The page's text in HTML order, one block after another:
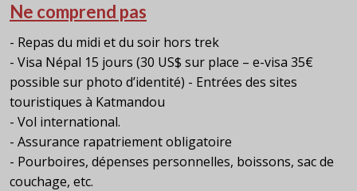
Ne comprend pas
- Repas du midi et du soir hors trek
- Visa Népal 15 jours (30 US$ sur place – e-visa 35€
possible sur photo d’identité) - Entrées des sites
touristiques à Katmandou
- Vol international.
- Assurance rapatriement obligatoire
- Pourboires, dépenses personnelles, boissons, sac de
couchage, etc.